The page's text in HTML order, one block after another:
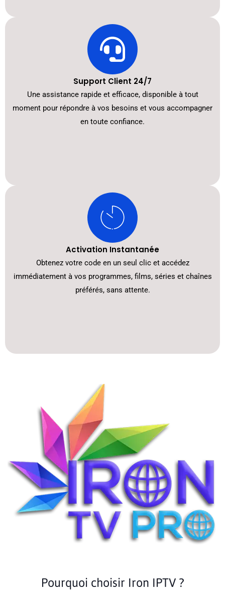
Support Client 24/7
Une assistance rapide et efficace, disponible à tout
moment pour répondre à vos besoins et vous accompagner
en toute confiance.
Activation Instantanée
Obtenez votre code en un seul clic et accédez
immédiatement à vos programmes, films, séries et chaînes
préférés, sans attente.
Pourquoi choisir Iron IPTV ?